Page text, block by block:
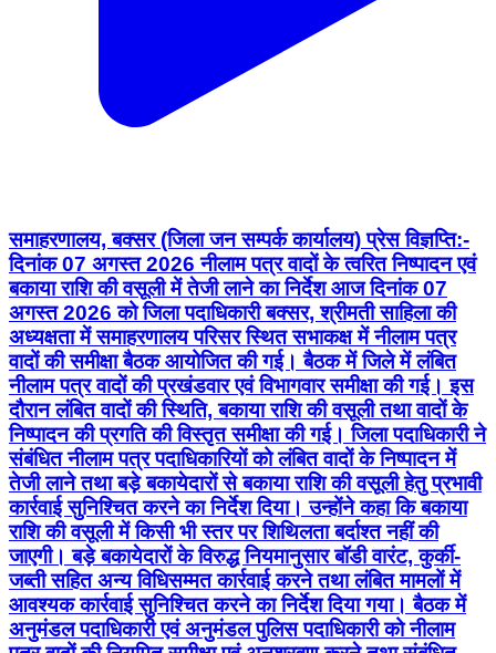
समाहरणालय, बक्सर (जिला जन सम्पर्क कार्यालय) प्रेस विज्ञप्ति:-
दिनांक 07 अगस्त 2026 नीलाम पत्र वादों के त्वरित निष्पादन एवं
बकाया राशि की वसूली में तेजी लाने का निर्देश आज दिनांक 07
अगस्त 2026 को जिला पदाधिकारी बक्सर, श्रीमती साहिला की
अध्यक्षता में समाहरणालय परिसर स्थित सभाकक्ष में नीलाम पत्र
वादों की समीक्षा बैठक आयोजित की गई। बैठक में जिले में लंबित
नीलाम पत्र वादों की प्रखंडवार एवं विभागवार समीक्षा की गई। इस
दौरान लंबित वादों की स्थिति, बकाया राशि की वसूली तथा वादों के
निष्पादन की प्रगति की विस्तृत समीक्षा की गई। जिला पदाधिकारी ने
संबंधित नीलाम पत्र पदाधिकारियों को लंबित वादों के निष्पादन में
तेजी लाने तथा बड़े बकायेदारों से बकाया राशि की वसूली हेतु प्रभावी
कार्रवाई सुनिश्चित करने का निर्देश दिया। उन्होंने कहा कि बकाया
राशि की वसूली में किसी भी स्तर पर शिथिलता बर्दाश्त नहीं की
जाएगी। बड़े बकायेदारों के विरुद्ध नियमानुसार बॉडी वारंट, कुर्की-
जब्ती सहित अन्य विधिसम्मत कार्रवाई करने तथा लंबित मामलों में
आवश्यक कार्रवाई सुनिश्चित करने का निर्देश दिया गया। बैठक में
अनुमंडल पदाधिकारी एवं अनुमंडल पुलिस पदाधिकारी को नीलाम